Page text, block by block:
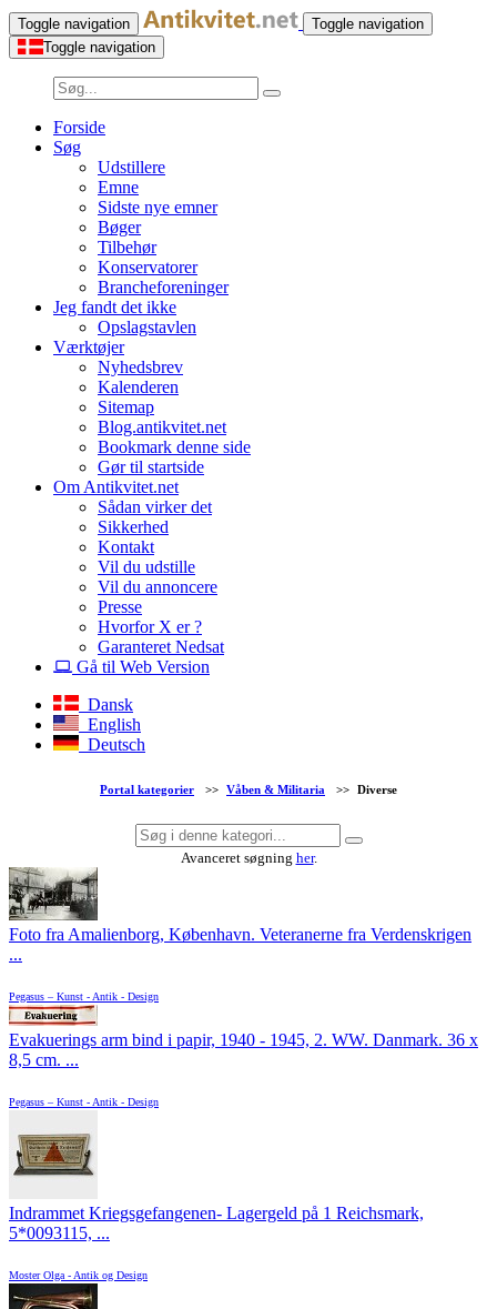
Toggle navigation
Toggle navigation
Toggle navigation
Forside
Søg
Udstillere
Emne
Sidste nye emner
Bøger
Tilbehør
Konservatorer
Brancheforeninger
Jeg fandt det ikke
Opslagstavlen
Værktøjer
Nyhedsbrev
Kalenderen
Sitemap
Blog.antikvitet.net
Bookmark denne side
Gør til startside
Om Antikvitet.net
Sådan virker det
Sikkerhed
Kontakt
Vil du udstille
Vil du annoncere
Presse
Hvorfor X er ?
Garanteret Nedsat
Gå til Web Version
Dansk
English
Deutsch
Portal kategorier >> Våben & Militaria >> Diverse
Avanceret søgning her.
Foto fra Amalienborg, København. Veteranerne fra Verdenskrigen
...
Pegasus – Kunst - Antik - Design
Evakuerings arm bind i papir, 1940 - 1945, 2. WW. Danmark. 36 x
8,5 cm. ...
Pegasus – Kunst - Antik - Design
Indrammet Kriegsgefangenen- Lagergeld på 1 Reichsmark,
5*0093115, ...
Moster Olga - Antik og Design